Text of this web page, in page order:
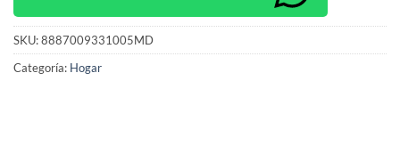
SKU:8887009331005MD
Categoría: Hogar